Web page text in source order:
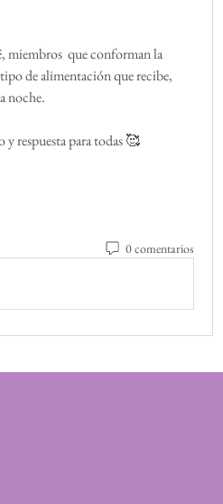
miembros  que conforman la
de alimentación que recibe,
noche.
y respuesta para todas 🥰
0 comentarios